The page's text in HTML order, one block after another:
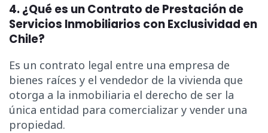
4. ¿Qué es un Contrato de Prestación de
Servicios Inmobiliarios con Exclusividad en
Chile?
Es un contrato legal entre una empresa de
bienes raíces y el vendedor de la vivienda que
otorga a la inmobiliaria el derecho de ser la
única entidad para comercializar y vender una
propiedad.